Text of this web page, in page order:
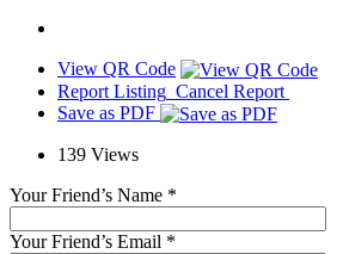
View QR Code
Report Listing Cancel Report
Save as PDF
139 Views
Your Friend’s Name *
Your Friend’s Email *